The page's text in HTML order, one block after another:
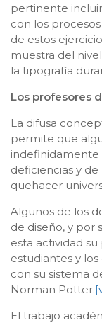
pertinente
con los
de estos
muestra del
la tipografía
Los profesores
La difusa
permite que
indefinidamente
deficiencias y de
quehacer
Algunos de los
de diseño, y por
esta actividad
estudiantes y
con su sistema
Norman Potter.
El trabajo